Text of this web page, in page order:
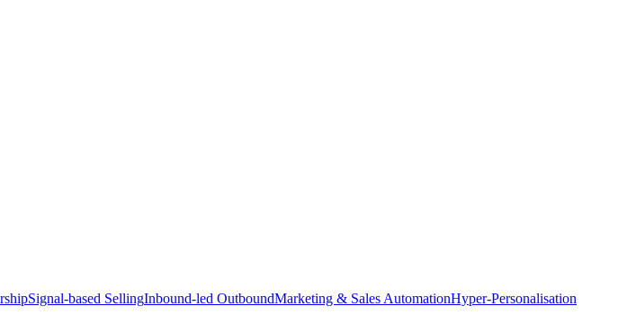
Signal-based SellingInbound-led OutboundMarketing & Sales AutomationHyper-Personalisation